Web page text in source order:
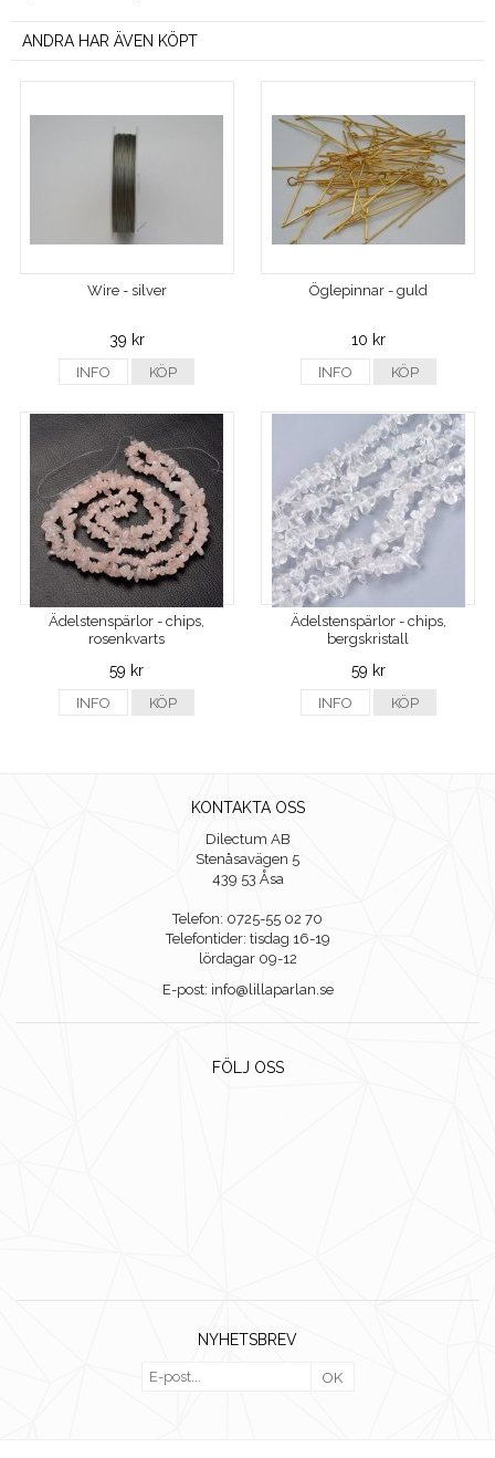
ANDRA HAR ÄVEN KÖPT
Wire - silver
39 kr
INFO KÖP
Öglepinnar - guld
10 kr
INFO KÖP
Ädelstenspärlor - chips,
rosenkvarts
59 kr
INFO KÖP
Ädelstenspärlor - chips,
bergskristall
59 kr
INFO KÖP
KONTAKTA OSS
Dilectum AB
Stenåsavägen 5
439 53 Åsa
Telefon: 0725-55 02 70
Telefontider: tisdag 16-19
lördagar 09-12
E-post: info@lillaparlan.se
FÖLJ OSS
NYHETSBREV
OK